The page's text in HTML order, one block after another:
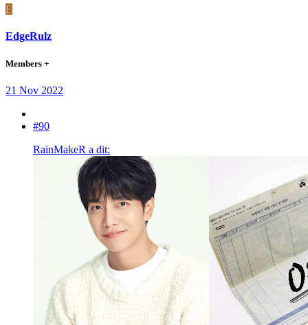
E
EdgeRulz
Members +
21 Nov 2022
#90
RainMakeR a dit: